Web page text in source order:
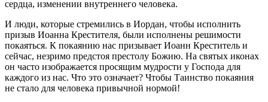
сердца, изменении внутреннего человека.
И люди, которые стремились в Иордан, чтобы исполнить
призыв Иоанна Крестителя, были исполнены решимости
покаяться. К покаянию нас призывает Иоанн Креститель и
сейчас, незримо предстоя престолу Божию. На святых иконах
он часто изображается просящим мудрости у Господа для
каждого из нас. Что это означает? Чтобы Таинство покаяния
не стало для человека привычной нормой!